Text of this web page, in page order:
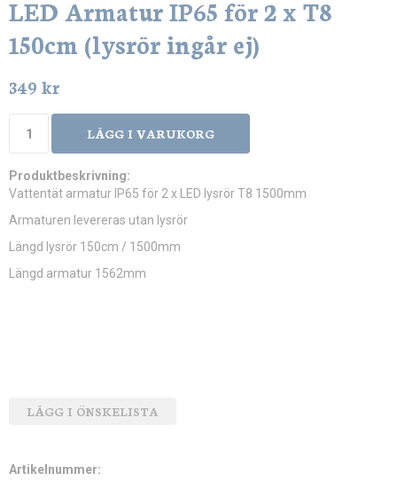
LED Armatur IP65 för 2 x T8
150cm (lysrör ingår ej)
349 kr
LÄGG I VARUKORG
Produktbeskrivning:
Vattentät armatur IP65 för 2 x LED lysrör T8 1500mm
Armaturen levereras utan lysrör
Längd lysrör 150cm / 1500mm
Längd armatur 1562mm
LÄGG I ÖNSKELISTA
Artikelnummer: